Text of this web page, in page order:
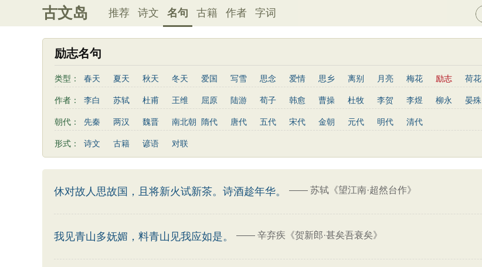
古文岛 推荐 诗文 名句 古籍 作者 字词
励志名句
类型： 春天 夏天 秋天 冬天 爱国 写雪 思念 爱情 思乡 离别 月亮 梅花 励志 荷花
友情
感恩 写风 西湖 读书 菊花 长江 黄河 竹子 哲理 泰山 边塞 柳树 写鸟
端午节
七夕节 中秋节
作者： 李白 苏轼 杜甫 王维 屈原 陆游 荀子 韩愈 曹操 杜牧 李贺 李煜 柳永 晏殊
曹植
高适 王勃 岳飞 朱熹 岑参 姜夔 孟郊 韦庄 元稹 曾巩 苏辙
谢灵运
文天祥 柳宗元 曾国藩 韦应物 刘长卿 司马光 晏几道 司马迁 元好问 曹雪芹
卢照邻
陈子昂 周邦彦 张九龄 骆宾王 王守仁 关汉卿 马致远 朱敦儒
朝代： 先秦 两汉 魏晋 南北朝 隋代 唐代 五代 宋代 金朝 元代 明代 清代
形式： 诗文 古籍 谚语 对联
休对故人思故国，且将新火试新茶。诗酒趁年华。 —— 苏轼《望江南·超然台作》
我见青山多妩媚，料青山见我应如是。 —— 辛弃疾《贺新郎·甚矣吾衰矣》